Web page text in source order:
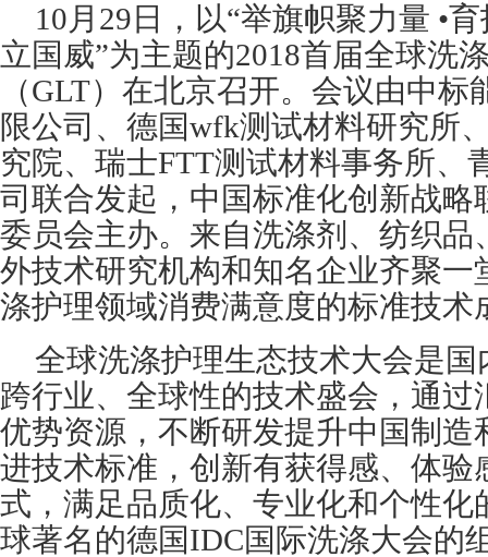
10月29日，以“举旗帜聚力量 •
立国威”为主题的2018首届全球洗
（GLT）在北京召开。会议由中
限公司、德国wfk测试材料研究所
究院、瑞士FTT测试材料事务所、
司联合发起，中国标准化创新战略
委员会主办。来自洗涤剂、纺织品
外技术研究机构和知名企业齐聚一
涤护理领域消费满意度的标准技术
全球洗涤护理生态技术大会是
跨行业、全球性的技术盛会，通过
优势资源，不断研发提升中国制造
进技术标准，创新有获得感、体验
式，满足品质化、专业化和个性化
球著名的德国IDC国际洗涤大会的